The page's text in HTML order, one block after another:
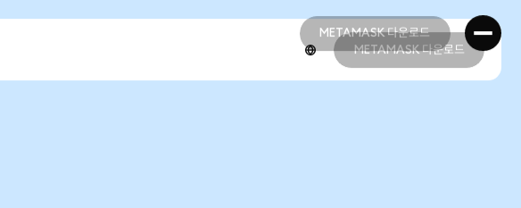
METAMASK 다운로드
METAMASK 다운로드
METAMASK 다운로드